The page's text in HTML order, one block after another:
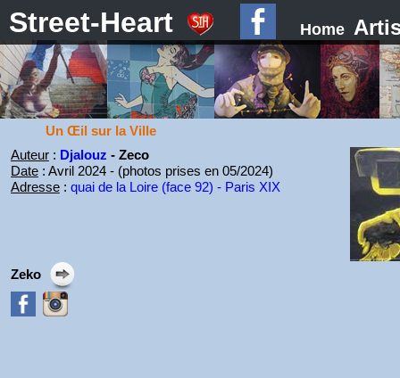
Street-Heart Home
Un Œil sur la Ville
Auteur: Djalouz - Zeco
Date: Avril 2024 - (photos prises en 05/2024)
Adresse: quai de la Loire (face 92) - Paris XIX
Zeko